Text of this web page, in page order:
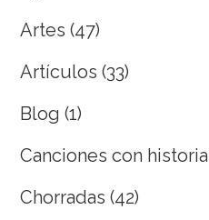
Artes (47)
Artículos (33)
Blog (1)
Canciones con historia
Chorradas (42)